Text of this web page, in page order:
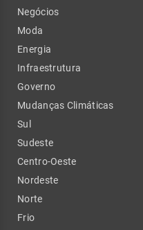
Negócios
Moda
Energia
Infraestrutura
Governo
Mudanças Climáticas
Sul
Sudeste
Centro-Oeste
Nordeste
Norte
Frio